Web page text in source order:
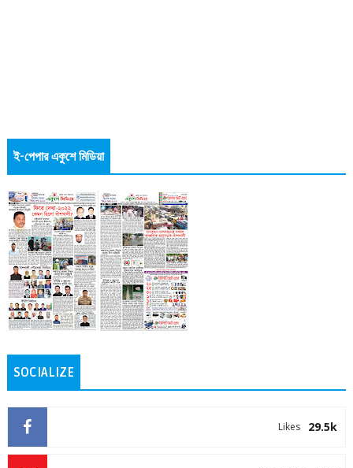
ই-পেপার একুশে মিডিয়া
SOCIALIZE
29.5k
Likes